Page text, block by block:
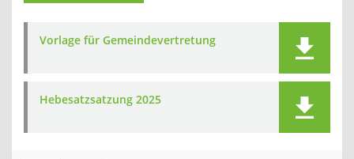
Vorlage für Gemeindevertretung
Hebesatzsatzung 2025